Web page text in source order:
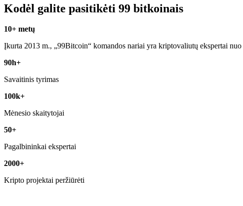
Kodėl galite pasitikėti 99 bitkoinais
10+ metų
Įkurta 2013 m., „99Bitcoin“ komandos nariai yra kriptovaliutų ekspertai
90h+
Savaitinis tyrimas
100k+
Mėnesio skaitytojai
50+
Pagalbininkai ekspertai
2000+
Kripto projektai peržiūrėti